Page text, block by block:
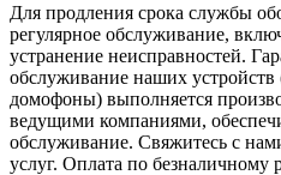
Для продления срока службы
регулярное обслуживание,
устранение неисправностей.
обслуживание наших
домофоны) выполняется
ведущими компаниями,
обслуживание. Свяжитесь с
услуг. Оплата по безналичному